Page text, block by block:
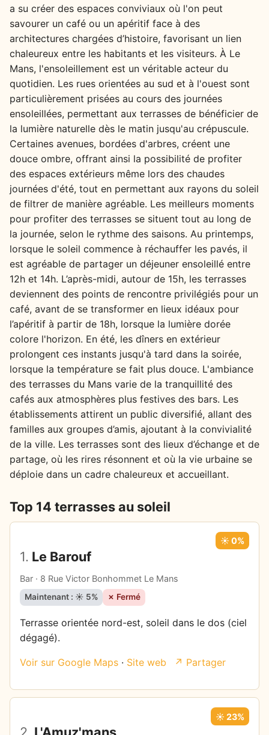
a su créer des espaces conviviaux où l'on peut
savourer un café ou un apéritif face à des
architectures chargées d’histoire, favorisant un lien
chaleureux entre les habitants et les visiteurs. À Le
Mans, l'ensoleillement est un véritable acteur du
quotidien. Les rues orientées au sud et à l'ouest sont
particulièrement prisées au cours des journées
ensoleillées, permettant aux terrasses de bénéficier de
la lumière naturelle dès le matin jusqu'au crépuscule.
Certaines avenues, bordées d'arbres, créent une
douce ombre, offrant ainsi la possibilité de profiter
des espaces extérieurs même lors des chaudes
journées d'été, tout en permettant aux rayons du soleil
de filtrer de manière agréable. Les meilleurs moments
pour profiter des terrasses se situent tout au long de
la journée, selon le rythme des saisons. Au printemps,
lorsque le soleil commence à réchauffer les pavés, il
est agréable de partager un déjeuner ensoleillé entre
12h et 14h. L’après-midi, autour de 15h, les terrasses
deviennent des points de rencontre privilégiés pour un
café, avant de se transformer en lieux idéaux pour
l’apéritif à partir de 18h, lorsque la lumière dorée
colore l'horizon. En été, les dîners en extérieur
prolongent ces instants jusqu'à tard dans la soirée,
lorsque la température se fait plus douce. L'ambiance
des terrasses du Mans varie de la tranquillité des
cafés aux atmosphères plus festives des bars. Les
établissements attirent un public diversifié, allant des
familles aux groupes d’amis, ajoutant à la convivialité
de la ville. Les terrasses sont des lieux d’échange et de
partage, où les rires résonnent et où la vie urbaine se
déploie dans un cadre chaleureux et accueillant.
Top 14 terrasses au soleil
1. Le Barouf
Bar · 8 Rue Victor Bonhommet Le Mans
☀️ 0%
Maintenant : ☀️ 5% ✗ Fermé
Terrasse orientée nord-est, soleil dans le dos (ciel
dégagé).
Voir sur Google Maps · Site web ↗ Partager
☀️ 23%